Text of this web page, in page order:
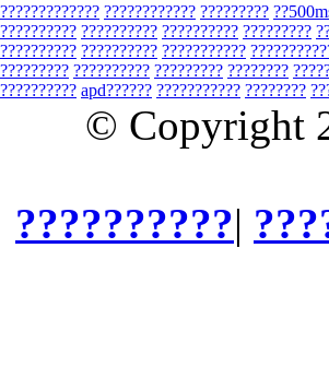
????????????? ???????????? ?????????
?????????? ?????????? ?????????? ?????????
?????????? ?????????? ???????????
????????? ?????????? ????????? ????????
?????????? apd?????? ??????????? ????????
© Copyright
??????????|